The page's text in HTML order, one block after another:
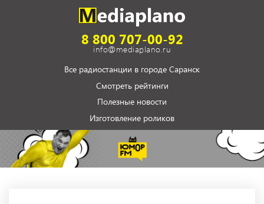
8 800 707-00-92
info@mediaplano.ru
Все радиостанции в городе Саранск
Смотреть рейтинги
Полезные новости
Изготовление роликов